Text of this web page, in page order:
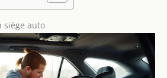
siège auto